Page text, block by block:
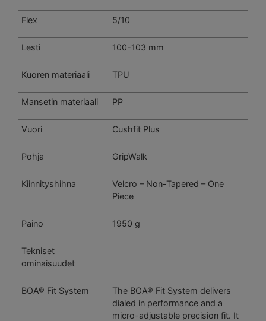
Flex 5/10
Lesti 100-103 mm
Kuoren materiaali TPU
Mansetin materiaali PP
Vuori Cushfit Plus
Pohja GripWalk
Kiinnityshihna
Velcro – Non-Tapered – One
Piece
Paino 1950 g
Tekniset
ominaisuudet
BOA® Fit System
The BOA® Fit System delivers
dialed in performance and a
micro-adjustable precision fit. It